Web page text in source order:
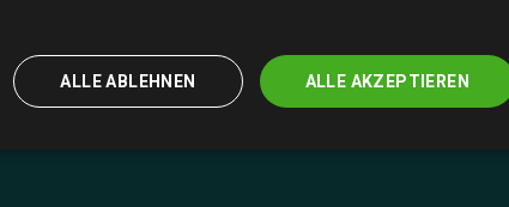
ALLE AKZEPTIEREN
ALLE ABLEHNEN